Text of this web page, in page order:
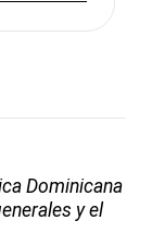
Dominicana
y el